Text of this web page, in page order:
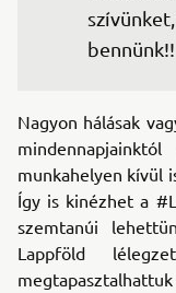
bennünk!!
Nagyon hálásak
munkahelyen kívül
Így is kinézhet a
szemtanúi
Lappföld